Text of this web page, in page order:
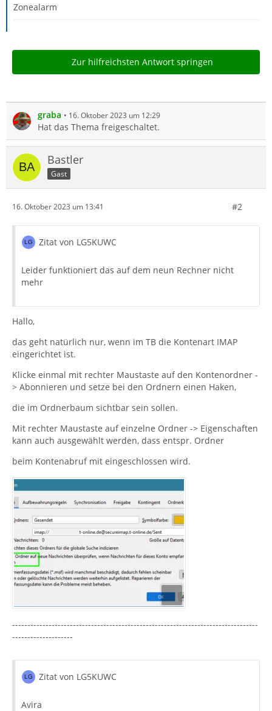
Zonealarm
Zur hilfreichsten Antwort springen
graba 16. Oktober 2023 um 12:29
Hat das Thema freigeschaltet.
Bastler
Gast
16. Oktober 2023 um 13:41 #2
Zitat von LG5KUWC
Leider funktioniert das auf dem neun Rechner nicht
mehr
Hallo,
das geht natürlich nur, wenn im TB die Kontenart IMAP
eingerichtet ist.
Klicke einmal mit rechter Maustaste auf den Kontenordner -
> Abonnieren und setze bei den Ordnern einen Haken,
die im Ordnerbaum sichtbar sein sollen.
Mit rechter Maustaste auf einzelne Ordner -> Eigenschaften
kann auch ausgewählt werden, dass entspr. Ordner
beim Kontenabruf mit eingeschlossen wird.
---------------------------------------------------------------------------------
--------------------
Zitat von LG5KUWC
Avira